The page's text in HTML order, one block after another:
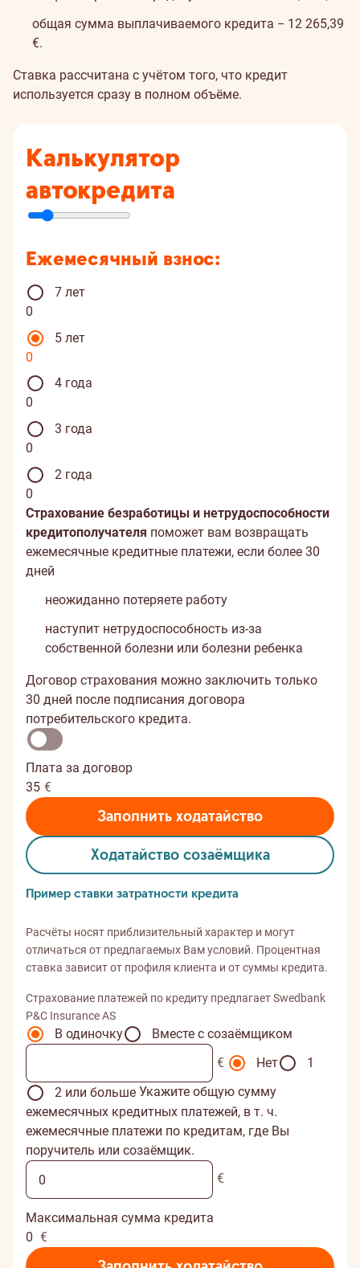
общая сумма выплачиваемого кредита − 12 265,39
€.
Ставка рассчитана с учётом того, что кредит
используется сразу в полном объёме.
Калькулятор
автокредита
Ежемесячный взнос:
7 лет
0
5 лет
0
4 года
0
3 года
0
2 года
0
Страхование безработицы и нетрудоспособности
кредитополучателя поможет вам возвращать
ежемесячные кредитные платежи, если более 30
дней
неожиданно потеряете работу
наступит нетрудоспособность из-за
собственной болезни или болезни ребенка
Договор страхования можно заключить только
30 дней после подписания договора
потребительского кредита.
Плата за договор
35 €
Заполнить ходатайство
Xодатайство созаёмщикa
Пример ставки затратности кредита
Расчёты носят приблизительный характер и могут
отличаться от предлагаемых Вам условий. Процентная
ставка зависит от профиля клиента и от суммы кредита.
Cтрахование платежей по кредиту предлагает Swedbank
P&C Insurance AS
В одиночку
Вместе с созаёмщиком
€
Нет
1
2 или больше Укажите общую сумму
ежемесячных кредитных платежей, в т. ч.
ежемесячные платежи по кредитам, где Вы
поручитель или созаёмщик.
€
Максимальная сумма кредита
0 €